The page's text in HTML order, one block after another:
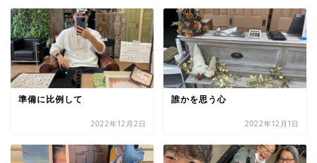
準備に比例して
2022年12月2日
誰かを思う心
2022年12月1日